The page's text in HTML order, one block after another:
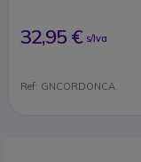
32,95 € s/Iva
Ref: GNCORDONCA